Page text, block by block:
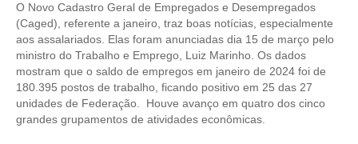
CONSELHO TECNOLÓGICO
HISTÓRICO E ATUAÇÃO
COMPOSIÇÃO
CONSELHOS ASSESSORES
O Novo Cadastro Geral de Empregados e Desempregados
(Caged), referente a janeiro, traz boas notícias, especialmente
aos assalariados. Elas foram anunciadas dia 15 de março pelo
ministro do Trabalho e Emprego, Luiz Marinho. Os dados
mostram que o saldo de empregos em janeiro de 2024 foi de
180.395 postos de trabalho, ficando positivo em 25 das 27
unidades de Federação. Houve avanço em quatro dos cinco
grandes grupamentos de atividades econômicas.